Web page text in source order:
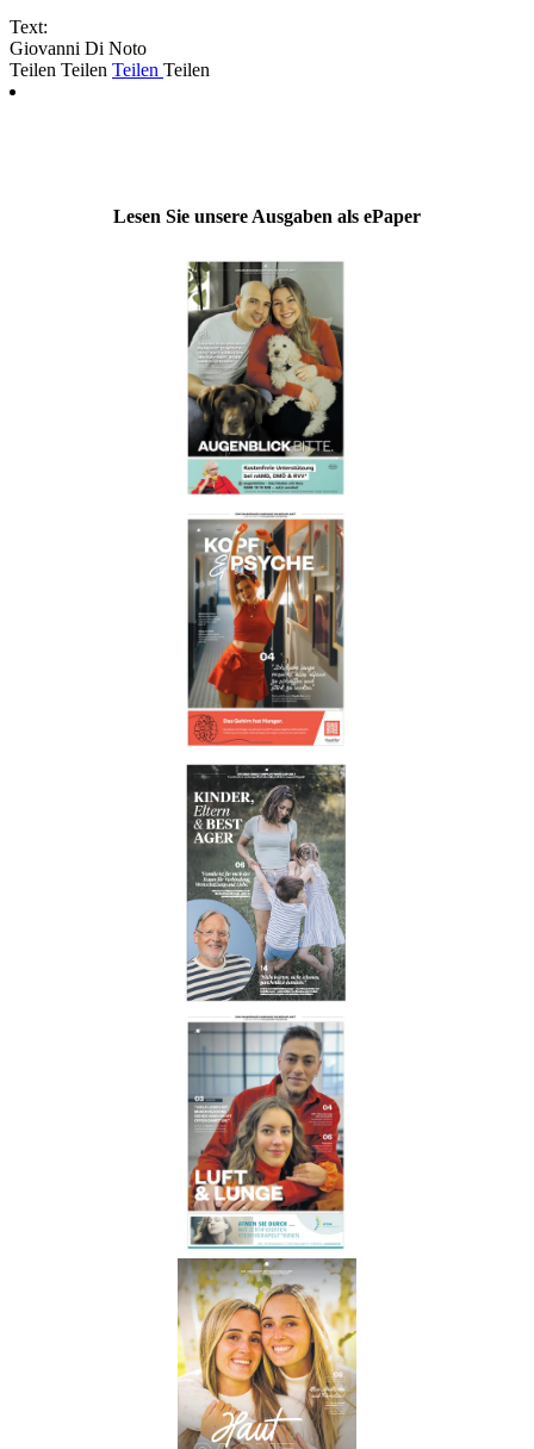
Text:
Giovanni Di Noto
Teilen Teilen Teilen Teilen
Lesen Sie unsere Ausgaben als ePaper